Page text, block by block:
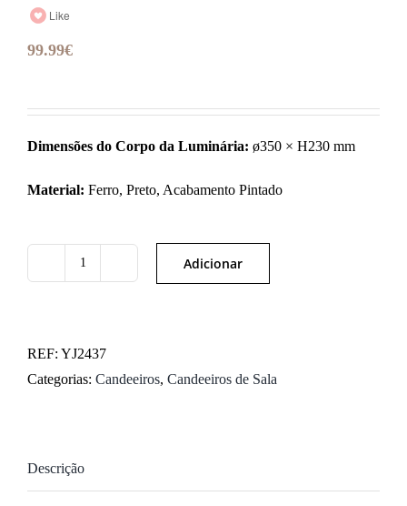
Like
99.99€
Dimensões do Corpo da Luminária: ø350 × H230 mm
Material: Ferro, Preto, Acabamento Pintado
Moderno
em
Adicionar
REF: YJ2437
Categorias: Candeeiros, Candeeiros de Sala
Descrição